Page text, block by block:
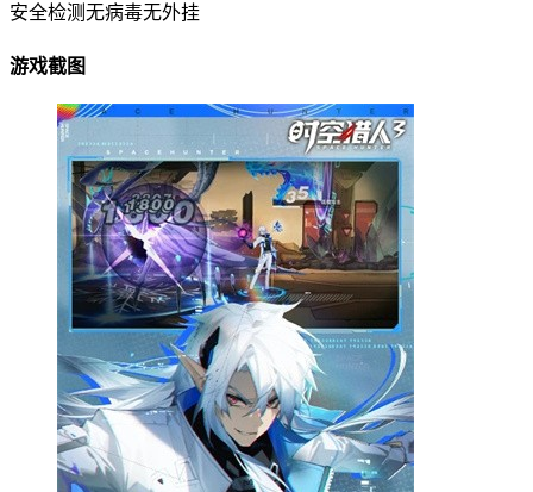
安全检测无病毒无外挂
游戏截图